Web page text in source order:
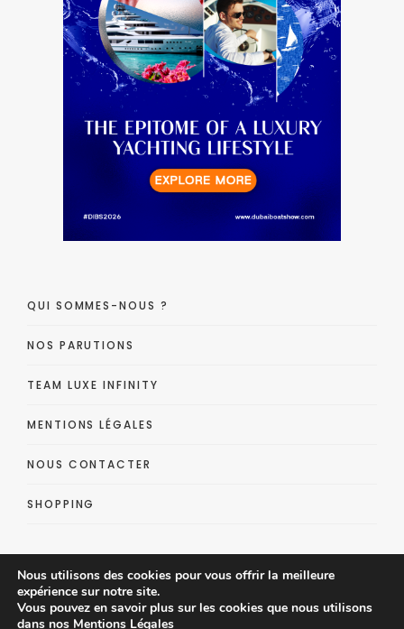
QUI SOMMES-NOUS ?
NOS PARUTIONS
TEAM LUXE INFINITY
MENTIONS LÉGALES
NOUS CONTACTER
SHOPPING
Nous utilisons des cookies pour vous offrir la meilleure
expérience sur notre site.
Vous pouvez en savoir plus sur les cookies que nous utilisons
dans nos Mentions Légales